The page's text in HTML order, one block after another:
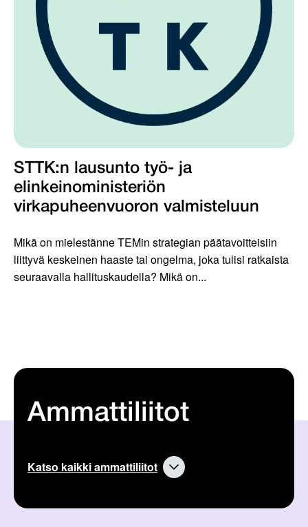
STTK:n lausunto työ- ja
elinkeinoministeriön
virkapuheenvuoron valmisteluun
Mikä on mielestänne TEMin strategian päätavoitteisiin
liittyvä keskeinen haaste tai ongelma, joka tulisi ratkaista
seuraavalla hallituskaudella? Mikä on...
Ammattiliitot
Katso kaikki ammattiliitot